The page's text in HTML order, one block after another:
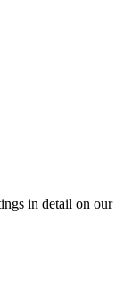
in detail on our